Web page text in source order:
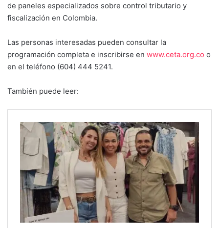
de paneles especializados sobre control tributario y
fiscalización en Colombia.
Las personas interesadas pueden consultar la
programación completa e inscribirse en www.ceta.org.co o
en el teléfono (604) 444 5241.
También puede leer: